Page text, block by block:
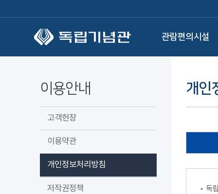
관람편의시설
이용안내
고객헌장
이용약관
개인정보처리방침
저작권정책
개인
독